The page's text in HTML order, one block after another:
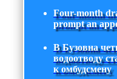
Four-month
prompt an
В Бузовна
водоотводу
к омбудсмену